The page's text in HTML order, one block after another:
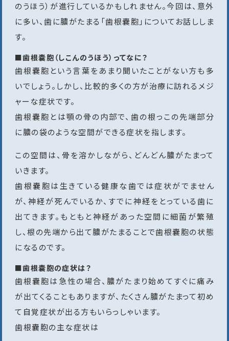
のうほう）が進行しているかもしれません。今回は、意外
に多い、歯に膿がたまる「歯根嚢胞」についてお話ししま
す。
■歯根嚢胞（しこんのうほう）ってなに？
歯根嚢胞という言葉をあまり聞いたことがない方も多
いでしょう。しかし、比較的多くの方が治療に訪れるメジ
ャーな症状です。
歯根嚢胞とは顎の骨の内部で、歯の根っこの先端部分
に膿の袋のような空間ができる症状を指します。
この空間は、骨を溶かしながら、どんどん膿がたまって
いきます。
歯根嚢胞は生きている健康な歯では症状がでません
が、神経が死んでいるか、すでに神経をとっている歯に
出てきます。もともと神経があった空間に細菌が繁殖
し、根の先端から出て膿がたまることで歯根嚢胞の状態
になるのです。
■歯根嚢胞の症状は？
歯根嚢胞は急性の場合、膿がたまり始めてすぐに痛み
が出てくることもありますが、たくさん膿がたまって初め
て自覚症状が出る方もいらっしゃいます。
歯根嚢胞の主な症状は